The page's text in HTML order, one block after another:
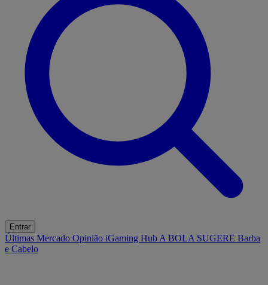
Entrar
Últimas Mercado Opinião iGaming Hub A BOLA SUGERE Barba
e Cabelo